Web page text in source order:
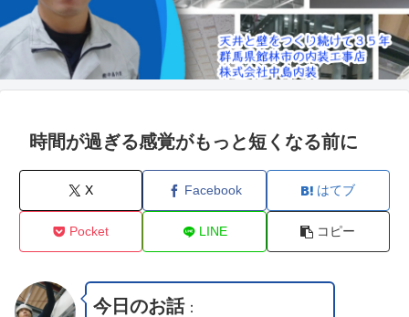
時間が過ぎる感覚がもっと短くなる前に
X Facebook はてブ
Pocket LINE コピー
今日のお話：